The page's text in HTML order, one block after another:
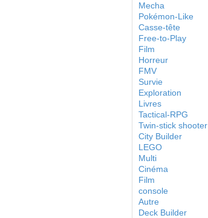
Mecha
Pokémon-Like
Casse-tête
Free-to-Play
Film
Horreur
FMV
Survie
Exploration
Livres
Tactical-RPG
Twin-stick shooter
City Builder
LEGO
Multi
Cinéma
Film
console
Autre
Deck Builder